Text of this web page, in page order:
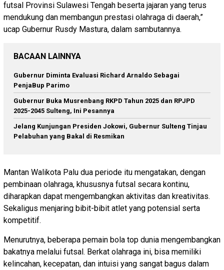
futsal Provinsi Sulawesi Tengah beserta jajaran yang terus
mendukung dan membangun prestasi olahraga di daerah,”
ucap Gubernur Rusdy Mastura, dalam sambutannya.
BACAAN LAINNYA
Gubernur Diminta Evaluasi Richard Arnaldo Sebagai
PenjaBup Parimo
Gubernur Buka Musrenbang RKPD Tahun 2025 dan RPJPD
2025-2045 Sulteng, Ini Pesannya
Jelang Kunjungan Presiden Jokowi, Gubernur Sulteng Tinjau
Pelabuhan yang Bakal di Resmikan
Mantan Walikota Palu dua periode itu mengatakan, dengan
pembinaan olahraga, khususnya futsal secara kontinu,
diharapkan dapat mengembangkan aktivitas dan kreativitas.
Sekaligus menjaring bibit-bibit atlet yang potensial serta
kompetitif.
Menurutnya, beberapa pemain bola top dunia mengembangkan
bakatnya melalui futsal. Berkat olahraga ini, bisa memiliki
kelincahan, kecepatan, dan intuisi yang sangat bagus dalam